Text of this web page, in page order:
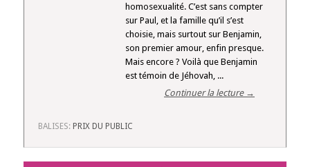
homosexualité. C’est sans compter
sur Paul, et la famille qu’il s’est
choisie, mais surtout sur Benjamin,
son premier amour, enfin presque.
Mais encore ? Voilà que Benjamin
est témoin de Jéhovah, ...
Continuer la lecture →
BALISES: PRIX DU PUBLIC